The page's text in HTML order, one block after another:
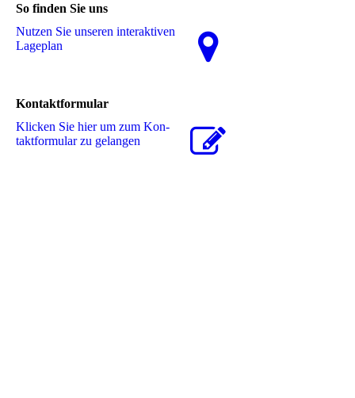
So finden Sie uns
Nutzen Sie unseren interaktiven
La­ge­plan
Kontaktformular
Klicken Sie hier um zum Kon­
takt­for­mu­lar zu gelangen